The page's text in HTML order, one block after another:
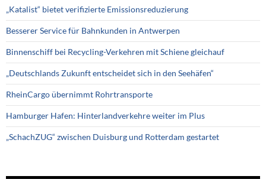
„Katalist“ bietet verifizierte Emissionsreduzierung
Besserer Service für Bahnkunden in Antwerpen
Binnenschiff bei Recycling-Verkehren mit Schiene gleichauf
„Deutschlands Zukunft entscheidet sich in den Seehäfen“
RheinCargo übernimmt Rohrtransporte
Hamburger Hafen: Hinterlandverkehre weiter im Plus
„SchachZUG“ zwischen Duisburg und Rotterdam gestartet